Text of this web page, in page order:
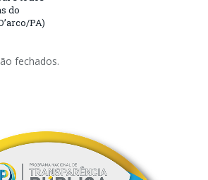
do
PA)
fechados.